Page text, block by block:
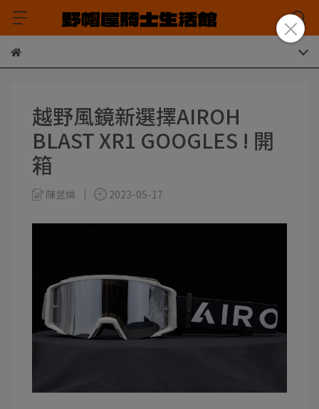
越野風鏡新選擇AIROH
BLAST XR1 GOOGLES ! 開
箱
陳昱燐 2023-05-17